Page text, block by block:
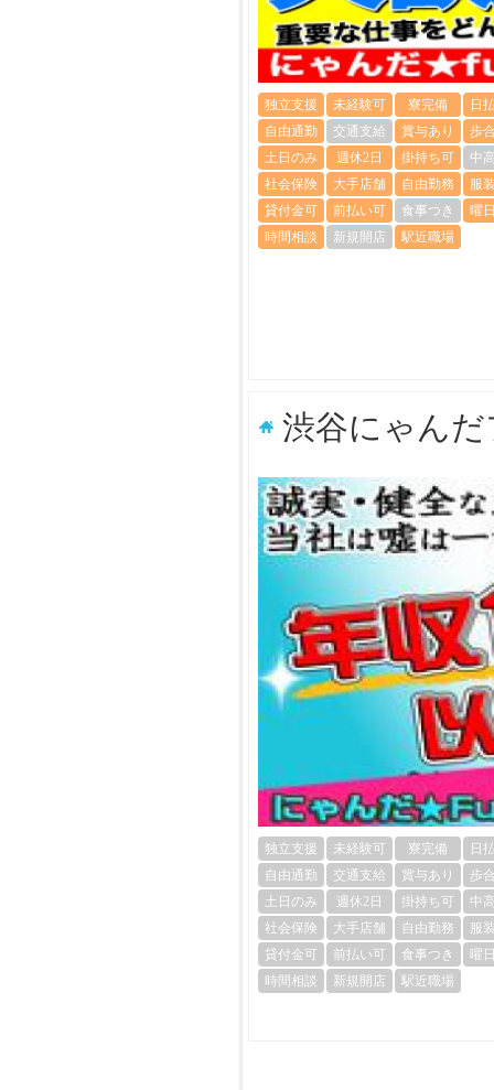
独立支援 未経験可 寮完備
日
自由通勤
交通支給 賞与あり
歩
土日のみ
週休2日 掛持ち可
中
社会保険
大手店舗 自由勤務
服
貸付金可
前払い可 食事つき
曜
時間相談
新規開店 駅近職場
渋谷にゃんだ
独立支援 未経験可 寮完備
日
自由通勤
交通支給 賞与あり
歩
土日のみ
週休2日 掛持ち可
中
社会保険
大手店舗 自由勤務
服
貸付金可
前払い可 食事つき
曜
時間相談
新規開店 駅近職場